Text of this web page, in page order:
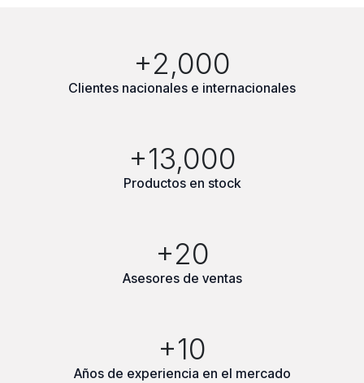
+2,000
Clientes nacionales e internacionales
+13,000
Productos en stock
+20
Asesores de ventas
+10
Años de experiencia en el mercado